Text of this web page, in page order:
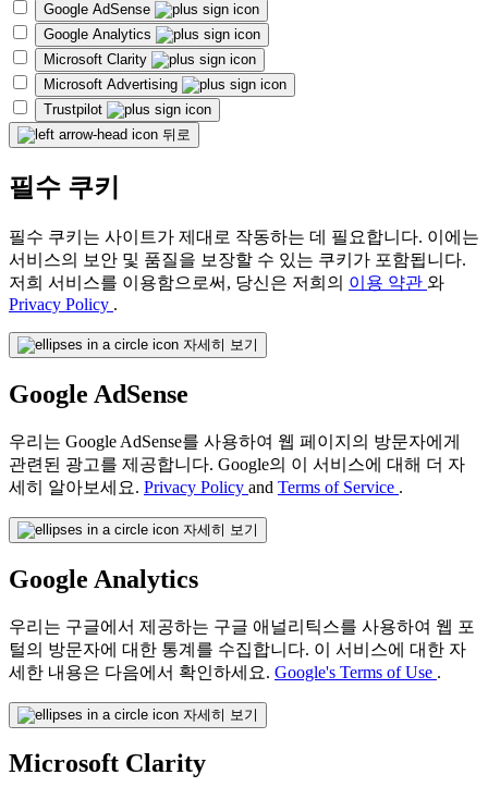
Google AdSense
Google Analytics
Microsoft Clarity
Microsoft Advertising
Trustpilot
뒤로
필수 쿠키
필수 쿠키는 사이트가 제대로 작동하는 데 필요합니다. 이에는
서비스의 보안 및 품질을 보장할 수 있는 쿠키가 포함됩니다.
저희 서비스를 이용함으로써, 당신은 저희의 이용 약관 와
Privacy Policy .
자세히 보기
Google AdSense
우리는 Google AdSense를 사용하여 웹 페이지의 방문자에게
관련된 광고를 제공합니다. Google의 이 서비스에 대해 더 자
세히 알아보세요. Privacy Policy and Terms of Service .
자세히 보기
Google Analytics
우리는 구글에서 제공하는 구글 애널리틱스를 사용하여 웹 포
털의 방문자에 대한 통계를 수집합니다. 이 서비스에 대한 자
세한 내용은 다음에서 확인하세요. Google's Terms of Use .
자세히 보기
Microsoft Clarity